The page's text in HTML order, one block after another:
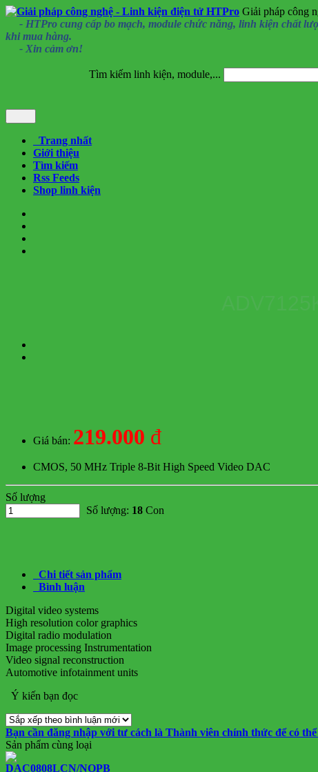
Giải pháp công
- HTPro cung cấp bo mạch, module chức năng, linh kiện chất
khi mua hàng.
- Xin cảm ơn!
Tìm kiếm linh kiện, module,...
Trang nhất
Giới thiệu
Tìm kiếm
Rss Feeds
Shop linh kiện
Giá bán: 219.000 đ
CMOS, 50 MHz Triple 8-Bit High Speed Video DAC
Số lượng
Số lượng: 18 Con
Chi tiết sản phẩm
Bình luận
Digital video systems
High resolution color graphics
Digital radio modulation
Image processing Instrumentation
Video signal reconstruction
Automotive infotainment units
Ý kiến bạn đọc
Bạn cần đăng nhập với tư cách là Thành viên chính thức để có
Sản phẩm cùng loại